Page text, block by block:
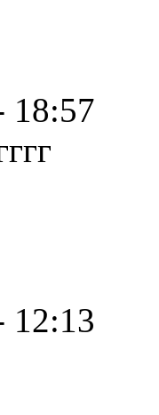
18:57
12:13